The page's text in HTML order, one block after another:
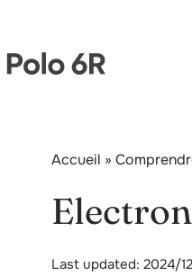
Accueil »
Last updated: 2024/